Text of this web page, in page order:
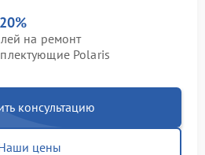
20%
на ремонт
Polaris
консультацию
цены